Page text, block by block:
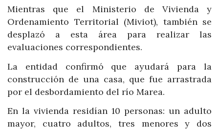
Mientras que el Ministerio de Vivienda y
Ordenamiento Territorial (Miviot), también se
desplazó a esta área para realizar las
evaluaciones correspondientes.
La entidad confirmó que ayudará para la
construcción de una casa, que fue arrastrada
por el desbordamiento del río Marea.
En la vivienda residían 10 personas: un adulto
mayor, cuatro adultos, tres menores y dos